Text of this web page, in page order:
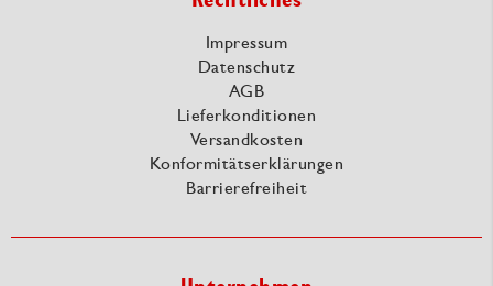
Impressum
Datenschutz
AGB
Lieferkonditionen
Versandkosten
Konformitätserklärungen
Barrierefreiheit